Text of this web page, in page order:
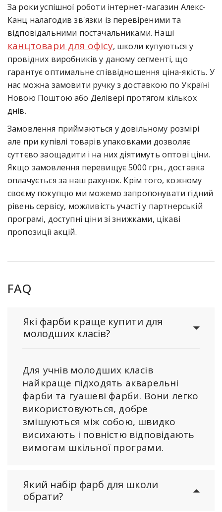
За роки успішної роботи інтернет-магазин Алекс-
Канц налагодив зв'язки із перевіреними та
відповідальними постачальниками. Наші
канцтовари для офісу, школи купуються у
провідних виробників у даному сегменті, що
гарантує оптимальне співвідношення ціна-якість. У
нас можна замовити ручку з доставкою по Україні
Новою Поштою або Делівері протягом кількох
днів.
Замовлення приймаються у довільному розмірі
але при купівлі товарів упаковками дозволяє
суттєво заощадити і на них діятимуть оптові ціни.
Якщо замовлення перевищує 5000 грн., доставка
оплачується за наш рахунок. Крім того, кожному
своєму покупцю ми можемо запропонувати гідний
рівень сервісу, можливість участі у партнерській
програмі, доступні ціни зі знижками, цікаві
пропозиції акцій.
FAQ
Які фарби краще купити для
молодших класів?
Для учнів молодших класів
найкраще підходять акварельні
фарби та гуашеві фарби. Вони легко
використовуються, добре
змішуються між собою, швидко
висихають і повністю відповідають
вимогам шкільної програми.
Який набір фарб для школи
обрати?